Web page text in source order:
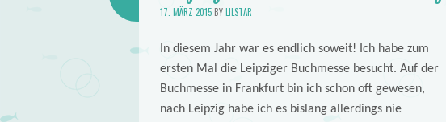
17. MÄRZ 2015BYLILSTAR
In diesem Jahr war es endlich soweit! Ich habe zum
ersten Mal die Leipziger Buchmesse besucht. Auf der
Buchmesse in Frankfurt bin ich schon oft gewesen,
nach Leipzig habe ich es bislang allerdings nie